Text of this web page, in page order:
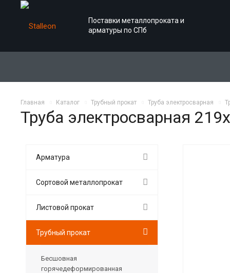
Поставки металлопроката и
арматуры по СПб
Главная Каталог Трубный прокат Труба электросварная
Труба электросварная
Арматура
Сортовой металлопрокат
Листовой прокат
Трубный прокат
Бесшовная
горячедеформированная